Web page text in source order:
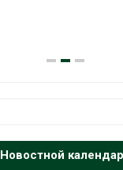
Новостной